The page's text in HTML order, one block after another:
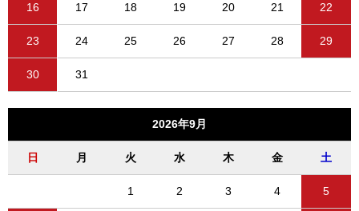
16 17 18 19 20 21 22
23 24 25 26 27 28 29
30 31
2026年9月
日 月 火 水 木 金 土
1 2 3 4 5